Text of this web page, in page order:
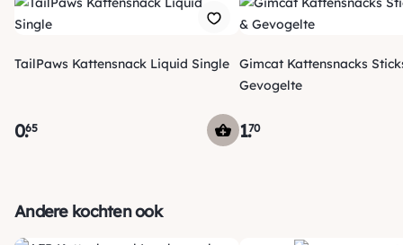
Je ontvangt een track & trace code van ons zodat je je
pakketje kan volgen. Voor orders tot € 15.00 zijn de
TailPaws Kattensnack Liquid Single
0.65
Gimcat Kattensnacks
Gevogelte
1.70
Andere kochten ook